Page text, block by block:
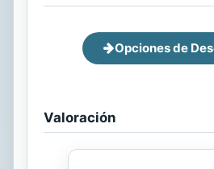
Opciones de
Valoración